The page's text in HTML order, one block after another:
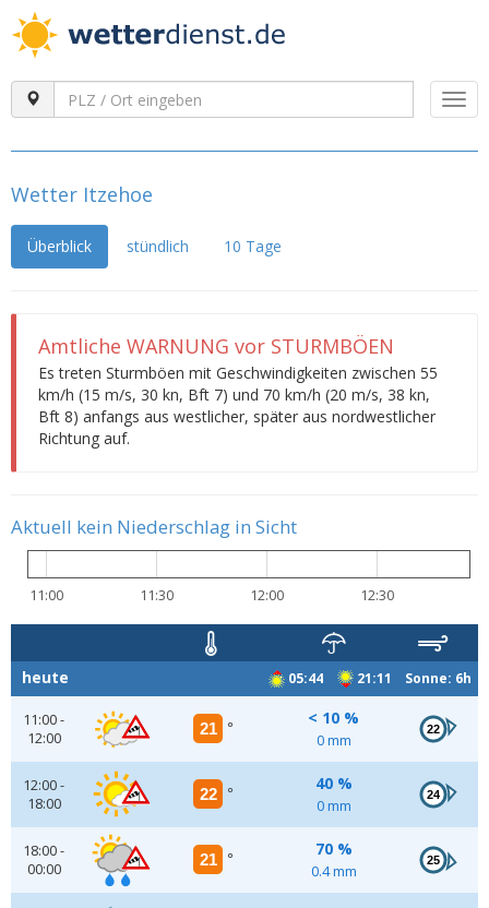
Wetter Itzehoe
Überblick stündlich 10 Tage
Amtliche WARNUNG vor STURMBÖEN
Es treten Sturmböen mit Geschwindigkeiten zwischen 55
km/h (15 m/s, 30 kn, Bft 7) und 70 km/h (20 m/s, 38 kn,
Bft 8) anfangs aus westlicher, später aus nordwestlicher
Richtung auf.
Aktuell kein Niederschlag in Sicht
11:00 11:30 12:00 12:30
05:44 21:11 Sonne: 6h
heute
11:00 -
12:00
21 °
< 10 %
0 mm
22
12:00 -
18:00
22 °
40 %
0 mm
24
18:00 -
00:00
21 °
70 %
0.4 mm
25